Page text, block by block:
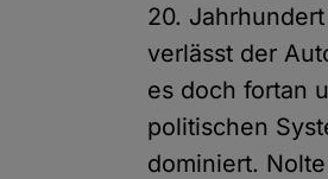
20.
verlässt der
es doch fortan
politischen
dominiert.